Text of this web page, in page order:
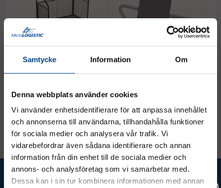
Samtycke Information Om
Denna webbplats använder cookies
Vi använder enhetsidentifierare för att anpassa innehållet
och annonserna till användarna, tillhandahålla funktioner
för sociala medier och analysera vår trafik. Vi
vidarebefordrar även sådana identifierare och annan
information från din enhet till de sociala medier och
annons- och analysföretag som vi samarbetar med.
Dessa kan i sin tur kombinera informationen med annan
Plattformsvagn, 3
nätgavlar, 500 kg, antracit
Plattformsvagn
Köp
Ta del av våra bästa erbjudanden &